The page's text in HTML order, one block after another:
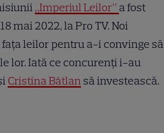
„Imperiul Leilor” a fost
mai 2022, la Pro TV. Noi
leilor pentru a-i convinge să
lor. Iată ce concurenți i-au
Cristina Bâtlansă investească.